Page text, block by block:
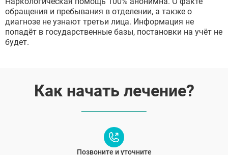
обращения и пребывания в отделении, а также о
диагнозе не узнают третьи лица. Информация не
попадёт в государственные базы, постановки на учёт не
будет.
Как начать лечение?
Позвоните и уточните